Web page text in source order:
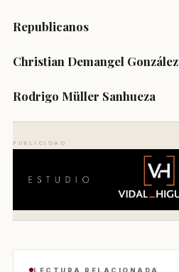
Republicanos
Christian Demangel González
Rodrigo Müller Sanhueza
PUBLICIDAD
LECTURA RELACIONADA